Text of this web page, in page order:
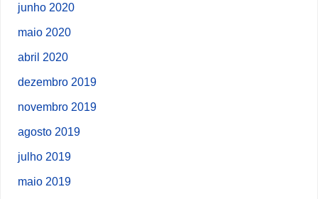
junho 2020
maio 2020
abril 2020
dezembro 2019
novembro 2019
agosto 2019
julho 2019
maio 2019